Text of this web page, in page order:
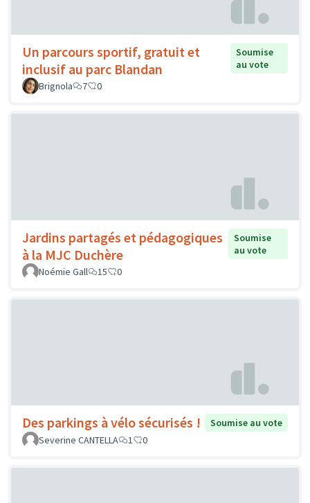
Un parcours sportif, gratuit et
inclusif au parc Blandan
Soumise
au vote
Brignola
7 0
Jardins partagés et pédagogiques
à la MJC Duchère
Soumise
au vote
Noémie Gall
15 0
Des parkings à vélo sécurisés !
Soumise au vote
Severine CANTELLA
1 0